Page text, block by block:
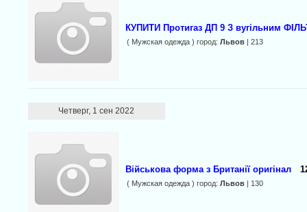
КУПИТИ Протигаз ДП 9 З вугільним
( Мужская одежда ) город: Львов| 213
Четверг, 1 сен 2022
Військова форма з Британії оригінал
( Мужская одежда ) город: Львов| 130